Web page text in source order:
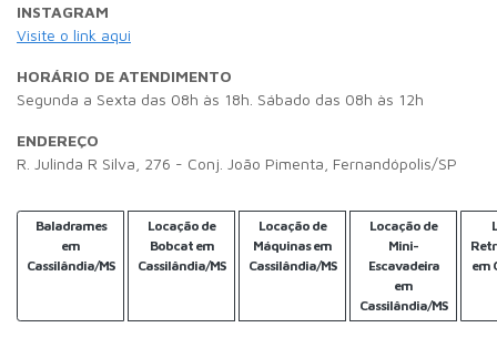
INSTAGRAM
Visite o link aqui
HORÁRIO DE ATENDIMENTO
Segunda a Sexta das 08h às 18h. Sábado das 08h às 12h
ENDEREÇO
R. Julinda R Silva, 276 - Conj. João Pimenta, Fernandópolis/SP
Baladrames
em
Cassilândia/MS
Locação de
Bobcat em
Cassilândia/MS
Locação de
Máquinas em
Cassilândia/MS
Locação de
Mini-
Escavadeira
em
Cassilândia/MS
em